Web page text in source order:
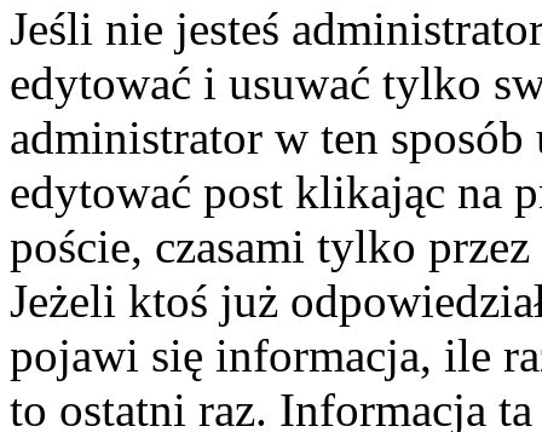
Jeśli nie jesteś
edytować i usuwać tylko
administrator w ten
edytować post klikając na
poście, czasami tylko
Jeżeli ktoś już
pojawi się informacja, ile
to ostatni raz. Informacja